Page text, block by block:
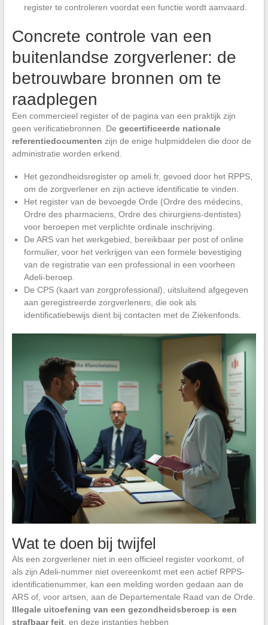
register te controleren voordat een functie wordt aanvaard.
Concrete controle van een
buitenlandse zorgverlener: de
betrouwbare bronnen om te
raadplegen
Een commercieel register of de pagina van een praktijk zijn
geen verificatiebronnen. De gecertificeerde nationale
referentiedocumenten zijn de enige hulpmiddelen die door de
administratie worden erkend.
Het gezondheidsregister op ameli.fr, gevoed door het RPPS,
om de zorgverlener en zijn actieve identificatie te vinden.
Het register van de bevoegde Orde (Ordre des médecins,
Ordre des pharmaciens, Ordre des chirurgiens-dentistes)
voor beroepen met verplichte ordinale inschrijving.
De ARS van het werkgebied, bereikbaar per post of online
formulier, voor het verkrijgen van een formele bevestiging
van de registratie van een professional in een voorheen
Adeli-beroep.
De CPS (kaart van zorgprofessional), uitsluitend afgegeven
aan geregistreerde zorgverleners, die ook als
identificatiebewijs dient bij contacten met de Ziekenfonds.
Wat te doen bij twijfel
Als een zorgverlener niet in een officieel register voorkomt, of
als zijn Adeli-nummer niet overeenkomt met een actief RPPS-
identificatienummer, kan een melding worden gedaan aan de
ARS of, voor artsen, aan de Departementale Raad van de Orde.
Illegale uitoefening van een gezondheidsberoep is een
strafbaar feit, en deze instanties hebben